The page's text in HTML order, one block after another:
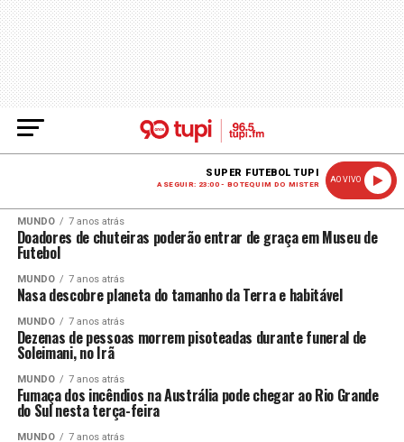
SUPER FUTEBOL TUPI
A SEGUIR: 23:00 - BOTEQUIM DO MISTER
AO VIVO
MUNDO 7 anos atrás
Doadores de chuteiras poderão entrar de graça em Museu de
Futebol
MUNDO 7 anos atrás
Nasa descobre planeta do tamanho da Terra e habitável
MUNDO 7 anos atrás
Dezenas de pessoas morrem pisoteadas durante funeral de
Soleimani, no Irã
MUNDO 7 anos atrás
Fumaça dos incêndios na Austrália pode chegar ao Rio Grande
do Sul nesta terça-feira
MUNDO 7 anos atrás